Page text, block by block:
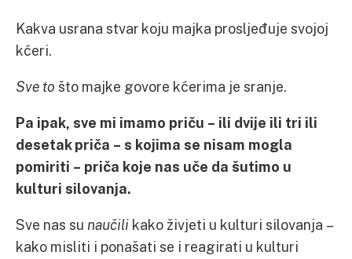
Kakva usrana stvar koju majka prosljeđuje svojoj
kćeri.
Sve to što majke govore kćerima je sranje.
Pa ipak, sve mi imamo priču – ili dvije ili tri ili
desetak priča – s kojima se nisam mogla
pomiriti – priča koje nas uče da šutimo u
kulturi silovanja.
Sve nas su naučili kako živjeti u kulturi silovanja –
kako misliti i ponašati se i reagirati u kulturi